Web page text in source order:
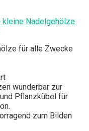
Nadelgehölze
für alle Zwecke
wunderbar zur
Pflanzkübel für
zum Bilden